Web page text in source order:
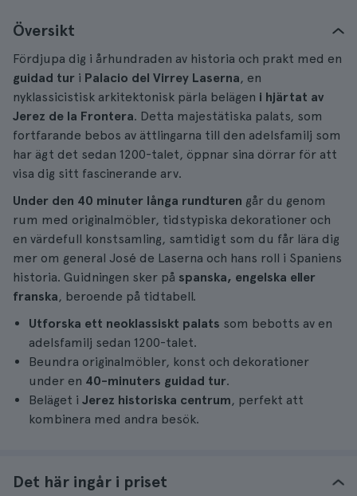
Översikt
Fördjupa dig i århundraden av historia och prakt med en
guidad tur i Palacio del Virrey Laserna, en
nyklassicistisk arkitektonisk pärla belägen i hjärtat av
Jerez de la Frontera. Detta majestätiska palats, som
fortfarande bebos av ättlingarna till den adelsfamilj som
har ägt det sedan 1200-talet, öppnar sina dörrar för att
visa dig sitt fascinerande arv.
Under den 40 minuter långa rundturen går du genom
rum med originalmöbler, tidstypiska dekorationer och
en värdefull konstsamling, samtidigt som du får lära dig
mer om general José de Laserna och hans roll i Spaniens
historia. Guidningen sker på spanska, engelska eller
franska, beroende på tidtabell.
Utforska ett neoklassiskt palats som bebotts av en
adelsfamilj sedan 1200-talet.
Beundra originalmöbler, konst och dekorationer
under en 40-minuters guidad tur.
Beläget i Jerez historiska centrum, perfekt att
kombinera med andra besök.
Det här ingår i priset